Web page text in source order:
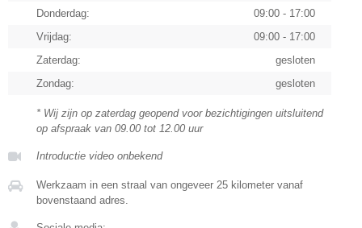
Donderdag:
09:00 - 17:00
Vrijdag:
09:00 - 17:00
Zaterdag:
gesloten
Zondag:
gesloten
* Wij zijn op zaterdag geopend voor bezichtigingen uitsluitend
op afspraak van 09.00 tot 12.00 uur
Introductie video onbekend
Werkzaam in een straal van ongeveer 25 kilometer vanaf
bovenstaand adres.